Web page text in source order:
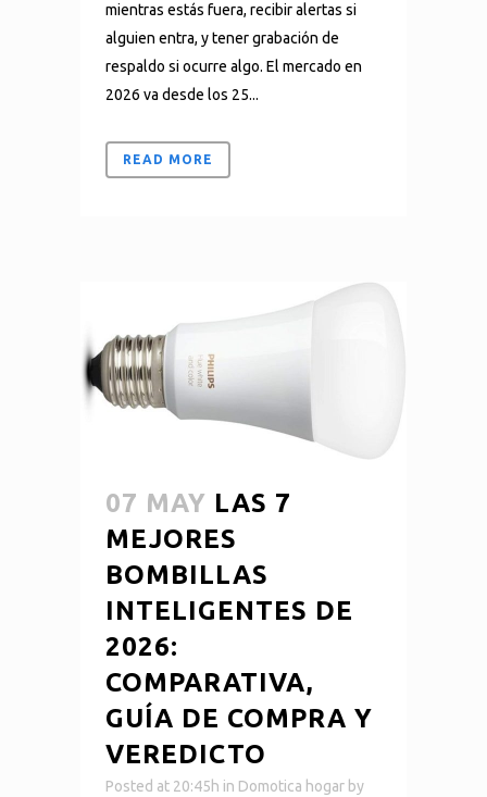
mientras estás fuera, recibir alertas si
alguien entra, y tener grabación de
respaldo si ocurre algo. El mercado en
2026 va desde los 25...
READ MORE
07 MAY LAS 7
MEJORES
BOMBILLAS
INTELIGENTES DE
2026:
COMPARATIVA,
GUÍA DE COMPRA Y
VEREDICTO
Posted at 20:45h in Domotica hogar by